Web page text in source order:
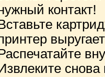
контакт!